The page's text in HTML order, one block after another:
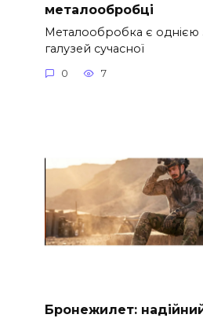
металообробці
Металообробка є однією
галузей сучасної
0 7
Бронежилет: